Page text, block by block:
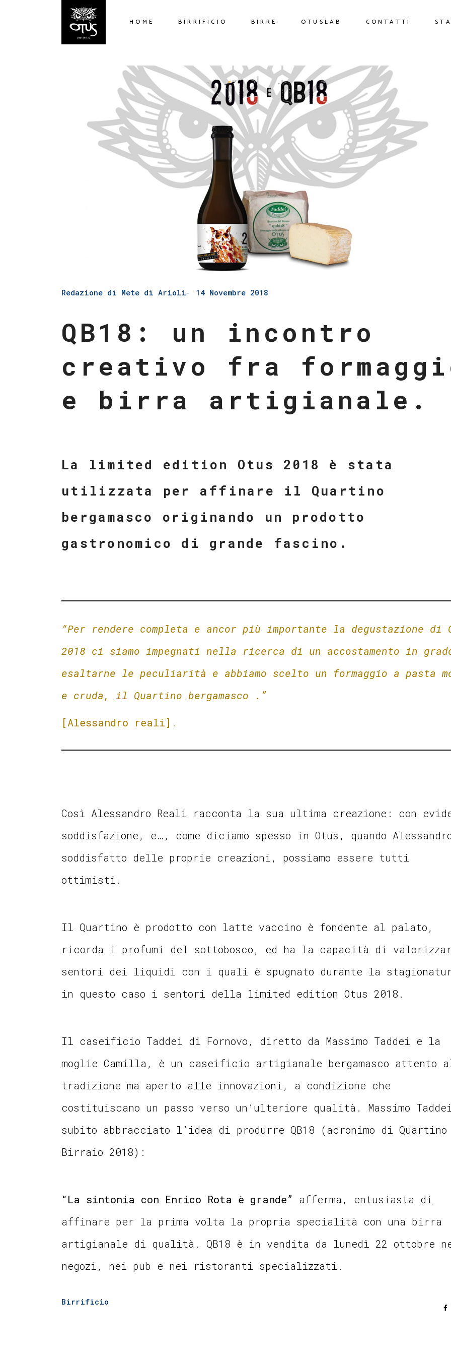
HOME BIRRIFICIO BIRRE OTUSLAB CONTATTI
Redazione di Mete di Arioli 14 Novembre 2018
QB18: un incontro
creativo fra
e birra artigianale.
La limited edition Otus 2018 è stata
utilizzata per affinare il Quartino
bergamasco originando un prodotto
gastronomico di grande fascino.
“Per rendere completa e ancor più importante la degustazione di
2018 ci siamo impegnati nella ricerca di un accostamento in
esaltarne le peculiarità e abbiamo scelto un formaggio a pasta
e cruda, il Quartino bergamasco .”
[Alessandro reali] .
Così Alessandro Reali racconta la sua ultima creazione: con
soddisfazione, e…, come diciamo spesso in Otus, quando
soddisfatto delle proprie creazioni, possiamo essere tutti
ottimisti.
Il Quartino è prodotto con latte vaccino è fondente al palato,
ricorda i profumi del sottobosco, ed ha la capacità di
sentori dei liquidi con i quali è spugnato durante la
in questo caso i sentori della limited edition Otus 2018.
Il caseificio Taddei di Fornovo, diretto da Massimo Taddei e la
moglie Camilla, è un caseificio artigianale bergamasco attento
tradizione ma aperto alle innovazioni, a condizione che
costituiscano un passo verso un’ulteriore qualità. Massimo
subito abbracciato l’idea di produrre QB18 (acronimo di Quartino
Birraio 2018):
“La sintonia con Enrico Rota è grande”
afferma, entusiasta di
affinare per la prima volta la propria specialità con una birra
artigianale di qualità. QB18 è in vendita da lunedì 22 ottobre
negozi, nei pub e nei ristoranti specializzati.
Birrificio